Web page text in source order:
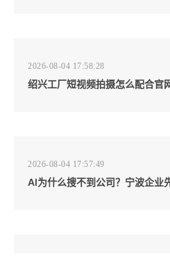
2026-08-04 17:58:28
绍兴工厂短视频拍摄怎么配合官
2026-08-04 17:57:49
AI为什么搜不到公司？宁波企业